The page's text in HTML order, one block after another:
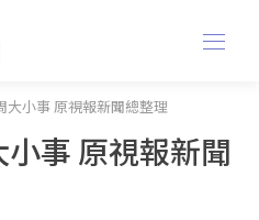
大小事 原視報新聞總整理
事 原視報新聞